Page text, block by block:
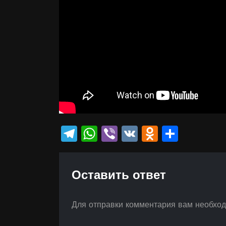
Telegram
WhatsApp
Viber
VK
Оставить ответ
Для отправки комментария вам